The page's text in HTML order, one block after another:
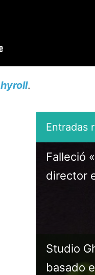
.
Falleció
director
Studio
basado